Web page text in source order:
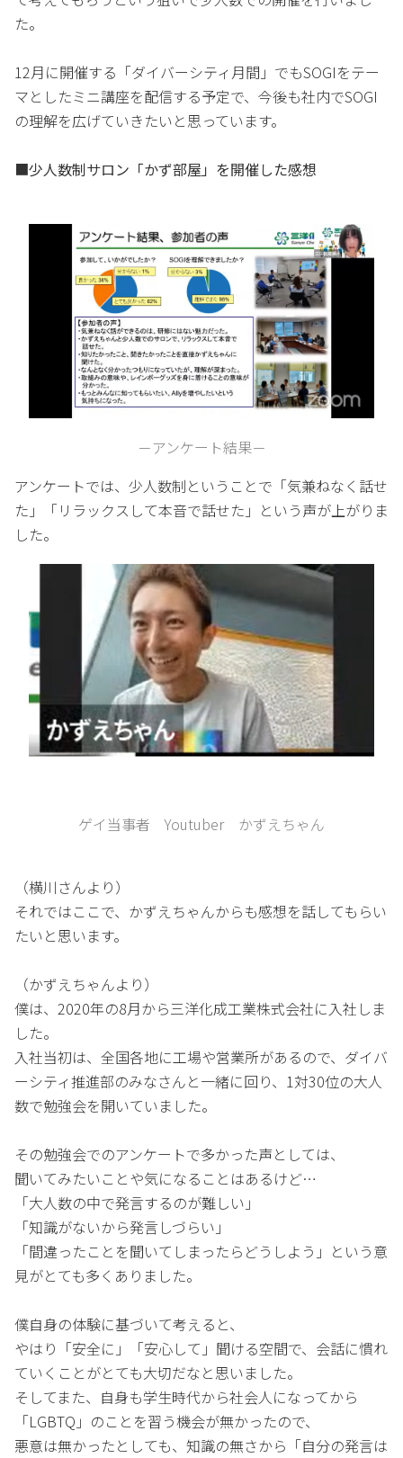
た。
12月に開催する「ダイバーシティ月間」でもSOGIをテー
マとしたミニ講座を配信する予定で、今後も社内でSOGI
の理解を広げていきたいと思っています。
■少人数制サロン「かず部屋」を開催した感想
－アンケート結果－
アンケートでは、少人数制ということで「気兼ねなく話せ
た」「リラックスして本音で話せた」という声が上がりま
した。
ゲイ当事者 Youtuber かずえちゃん
（横川さんより）
それではここで、かずえちゃんからも感想を話してもらい
たいと思います。
（かずえちゃんより）
僕は、2020年の8月から三洋化成工業株式会社に入社しま
した。
入社当初は、全国各地に工場や営業所があるので、ダイバ
ーシティ推進部のみなさんと一緒に回り、1対30位の大人
数で勉強会を開いていました。
その勉強会でのアンケートで多かった声としては、
聞いてみたいことや気になることはあるけど…
「大人数の中で発言するのが難しい」
「知識がないから発言しづらい」
「間違ったことを聞いてしまったらどうしよう」という意
見がとても多くありました。
僕自身の体験に基づいて考えると、
やはり「安全に」「安心して」聞ける空間で、会話に慣れ
ていくことがとても大切だなと思いました。
そしてまた、自身も学生時代から社会人になってから
「LGBTQ」のことを習う機会が無かったので、
悪意は無かったとしても、知識の無さから「自分の発言は